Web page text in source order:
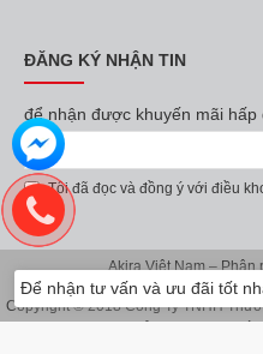
ĐĂNG KÝ NHẬN TIN
để nhận được khuyến mãi hấp
Tôi đã đọc và đồng ý với điều
Akira Việt Nam – Phân
Copyright © 2018 Công Ty TNHH
Để nhận tư vấn và ưu đãi tốt